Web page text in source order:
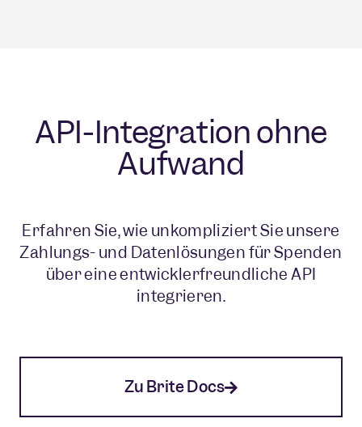
API-Integration ohne
Aufwand
Erfahren Sie, wie unkompliziert Sie unsere
Zahlungs- und Datenlösungen für Spenden
über eine entwicklerfreundliche API
integrieren.
Zu Brite Docs